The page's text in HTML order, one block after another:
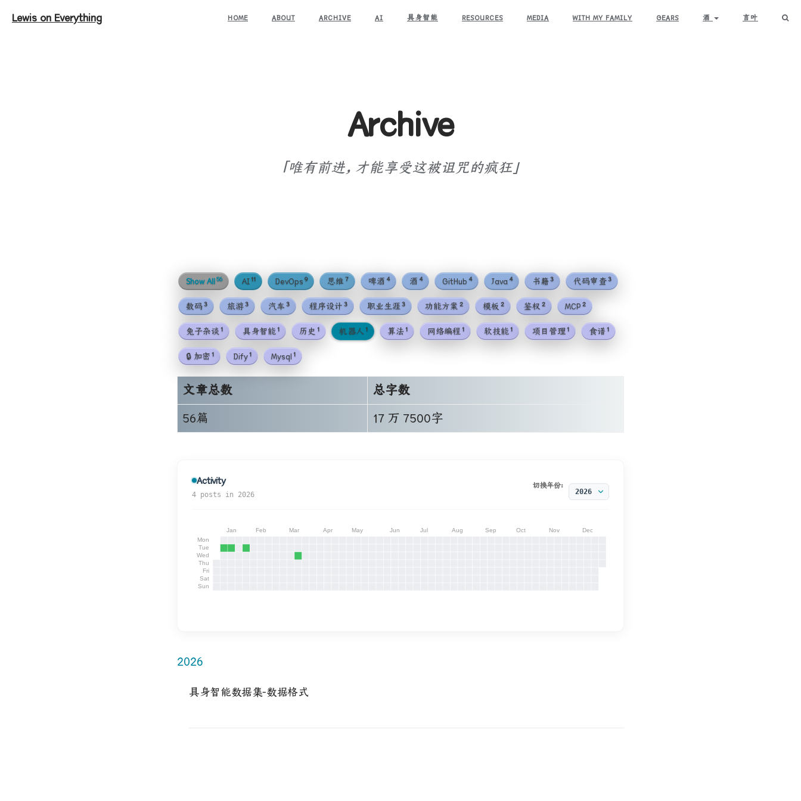
Lewis on Everything HOME ABOUT ARCHIVE AI 具身智能 RESOURCES MEDIA WITH MY FAMILY GEARS 酒 言叶
Archive
「唯有前进，才能享受这被诅咒的疯狂」
Show All56 AI11 DevOps9 思维7 啤酒4 酒4 GitHub4 Java4 书籍3 代码审查3
数码3 旅游3 汽车3 程序设计3 职业生涯3 功能方案2 模板2 鉴权2 MCP2
兔子杂谈1 具身智能1 历史1 机器人1 算法1 网络编程1 软技能1 项目管理1 食谱1
🔒 加密1 Dify1 Mysql1
文章总数
总字数
56篇
17 万 7500字
Activity
4 posts in 2026
切换年份:
2026
具身智能数据集-数据格式